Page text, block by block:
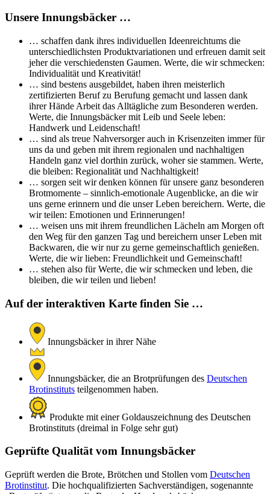
Unsere Innungsbäcker …
… schaffen dank ihres individuellen Ideenreichtums die
unterschiedlichsten Produktvariationen und erfreuen damit seit
jeher die verschiedensten Gaumen. Werte, die wir schmecken:
Individualität und Kreativität!
… sind bestens ausgebildet, haben ihren meisterlich
zertifizierten Beruf zu Berufung gemacht und lassen dank
ihrer Hände Arbeit das Alltägliche zum Besonderen werden.
Werte, die Innungsbäcker mit Leib und Seele leben:
Handwerk und Leidenschaft!
… sind als treue Nahversorger auch in Krisenzeiten immer für
uns da und geben mit ihrem regionalen und nachhaltigen
Handeln ganz viel dorthin zurück, woher sie stammen. Werte,
die bleiben: Regionalität und Nachhaltigkeit!
… sorgen seit wir denken können für unsere ganz besonderen
Brotmomente – sinnlich-emotionale Augenblicke, an die wir
uns gerne erinnern und die unser Leben bereichern. Werte, die
wir teilen: Emotionen und Erinnerungen!
… weisen uns mit ihrem freundlichen Lächeln am Morgen oft
den Weg für den ganzen Tag und bereichern unser Leben mit
Backwaren, die wir nur zu gerne gemeinschaftlich genießen.
Werte, die wir lieben: Freundlichkeit und Gemeinschaft!
… stehen also für Werte, die wir schmecken und leben, die
bleiben, die wir teilen und lieben!
Auf der interaktiven Karte finden Sie …
Innungsbäcker in ihrer Nähe
Innungsbäcker, die an Brotprüfungen des Deutschen
Brotinstituts teilgenommen haben.
Produkte mit einer Goldauszeichnung des Deutschen
Brotinstituts (dreimal in Folge sehr gut)
Geprüfte Qualität vom Innungsbäcker
Geprüft werden die Brote, Brötchen und Stollen vom Deutschen
Brotinstitut. Die hochqualifizierten Sachverständigen, sogenannte